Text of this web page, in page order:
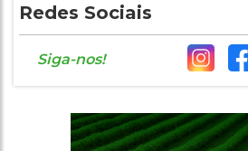
Redes Sociais
Siga-nos!